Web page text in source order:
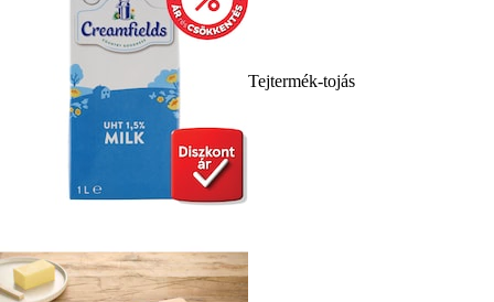
Tejtermék-tojás